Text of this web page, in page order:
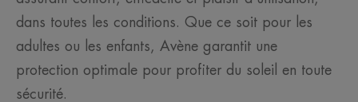
dans toutes les conditions. Que ce soit pour les
adultes ou les enfants, Avène garantit une
protection optimale pour profiter du soleil en toute
sécurité.